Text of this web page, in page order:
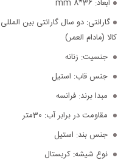
ابعاد:
گارانتی: دو سال گارانتی بین
کالا (مادام العمر)
جنسیت: زنانه
جنس قاب: استیل
مبدا برند: فرانسه
مقاومت در برابر آب: 30متر
جنس بند: استیل
نوع شیشه: کریستال